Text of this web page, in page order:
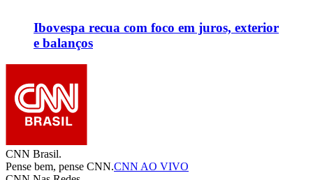
Ibovespa recua com foco em juros, exterior
e balanços
CNN Brasil.
Pense bem, pense CNN.CNN AO VIVO